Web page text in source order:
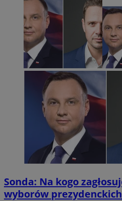
Sonda: Na kogo
wyborów